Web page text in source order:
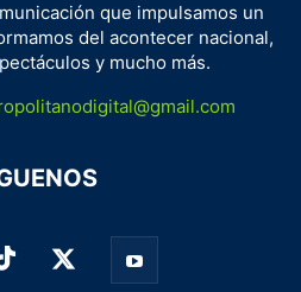
que impulsamos un
del acontecer nacional,
y mucho más.